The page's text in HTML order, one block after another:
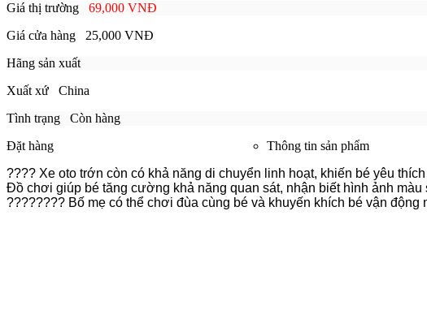
Giá thị trường
69,000 VNĐ
Giá cửa hàng
25,000 VNĐ
Hãng sản xuất
Xuất xứ
China
Tình trạng
Còn hàng
Đặt hàng
Thông tin sản phẩm
???? Xe oto trớn còn có khả năng di chuyển linh hoạt, khiến bé yêu
Đồ chơi giúp bé tăng cường khả năng quan sát, nhận biết hình ảnh
???????? Bố mẹ có thể chơi đùa cùng bé và khuyến khích bé vận